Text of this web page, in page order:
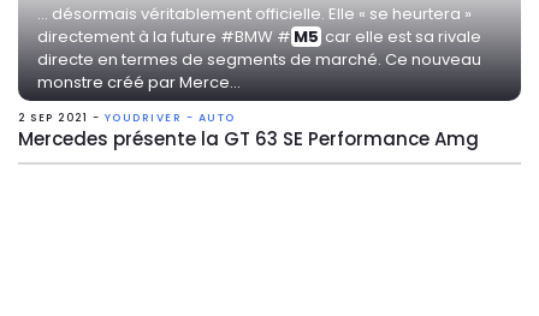
... désormais véritablement officielle. Elle « se heurtera »
directement à la future #BMW # M5 car elle est sa rivale
directe en termes de segments de marché. Ce nouveau
monstre créé par Merce...
2 SEP 2021 - YOUDRIVER - AUTO
Mercedes présente la GT 63 SE Performance Amg